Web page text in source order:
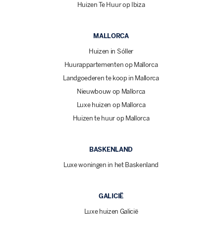
Huizen Te Huur op Ibiza
MALLORCA
Huizen in Sóller
Huurappartementen op Mallorca
Landgoederen te koop in Mallorca
Nieuwbouw op Mallorca
Luxe huizen op Mallorca
Huizen te huur op Mallorca
BASKENLAND
Luxe woningen in het Baskenland
GALICIË
Luxe huizen Galicië